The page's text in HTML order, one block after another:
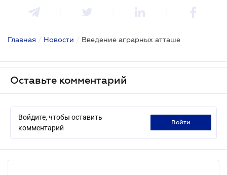
Главная / Новости / Введение аграрных атташе
Оставьте комментарий
Войдите, чтобы оставить
комментарий
войти